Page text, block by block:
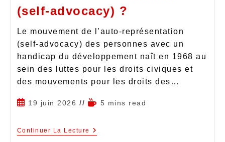
(self-advocacy) ?
Le mouvement de l’auto-représentation
(self-advocacy) des personnes avec un
handicap du développement naît en 1968 au
sein des luttes pour les droits civiques et
des mouvements pour les droits des…
19 juin 2026 5 mins read
Continuer La Lecture